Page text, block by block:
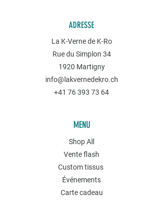
ADRESSE
La K-Verne de K-Ro
Rue du Simplon 34
1920 Martigny
info@lakvernedekro.ch
+41 76 393 73 64
MENU
Shop All
Vente flash
Custom tissus
Événements
Carte cadeau